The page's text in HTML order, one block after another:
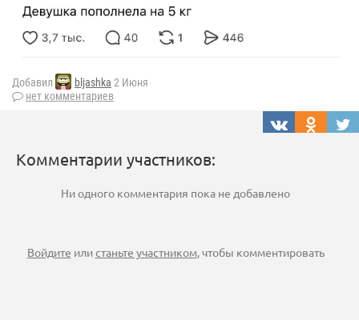
Добавил bljashka 2 Июня
нет комментариев
Комментарии участников:
Ни одного комментария пока не добавлено
Войдите илистаньте участником, чтобы комментировать